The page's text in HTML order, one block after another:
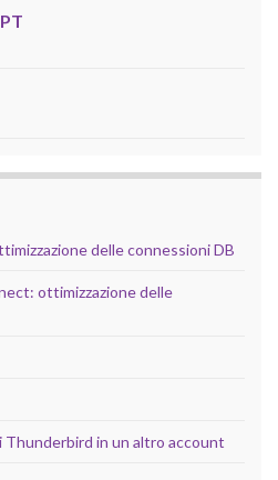
delle connessioni DB
ottimizzazione delle
in un altro account